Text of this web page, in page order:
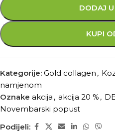
DODAJ
KUPI
Kategorije: Gold collagen ,
namjenom
Oznake akcija , akcija 20 % ,
Novembarski popust
Podijeli: